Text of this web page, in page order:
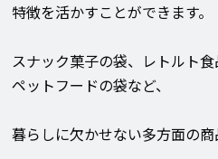
特徴を活かすことができます。
スナック菓子の袋、レトルト食
ペットフードの袋など、
暮らしに欠かせない多方面の商